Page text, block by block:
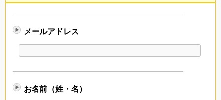
メールアドレス
お名前（姓・名）